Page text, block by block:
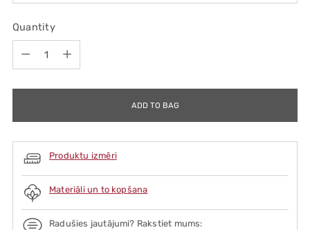
Quantity
ADD TO BAG
Produktu izmēri
Materiāli un to kopšana
Radušies jautājumi? Rakstiet mums: